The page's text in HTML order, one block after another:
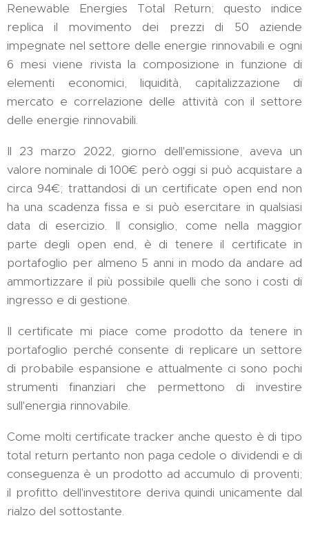
Renewable Energies Total Return; questo indice
replica il movimento dei prezzi di 50 aziende
impegnate nel settore delle energie rinnovabili e ogni
6 mesi viene rivista la composizione in funzione di
elementi economici, liquidità, capitalizzazione di
mercato e correlazione delle attività con il settore
delle energie rinnovabili.
Il 23 marzo 2022, giorno dell'emissione, aveva un
valore nominale di 100€ però oggi si può acquistare a
circa 94€; trattandosi di un certificate open end non
ha una scadenza fissa e si può esercitare in qualsiasi
data di esercizio. Il consiglio, come nella maggior
parte degli open end, è di tenere il certificate in
portafoglio per almeno 5 anni in modo da andare ad
ammortizzare il più possibile quelli che sono i costi di
ingresso e di gestione.
Il certificate mi piace come prodotto da tenere in
portafoglio perché consente di replicare un settore
di probabile espansione e attualmente ci sono pochi
strumenti finanziari che permettono di investire
sull'energia rinnovabile.
Come molti certificate tracker anche questo è di tipo
total return pertanto non paga cedole o dividendi e di
conseguenza è un prodotto ad accumulo di proventi;
il profitto dell'investitore deriva quindi unicamente dal
rialzo del sottostante.